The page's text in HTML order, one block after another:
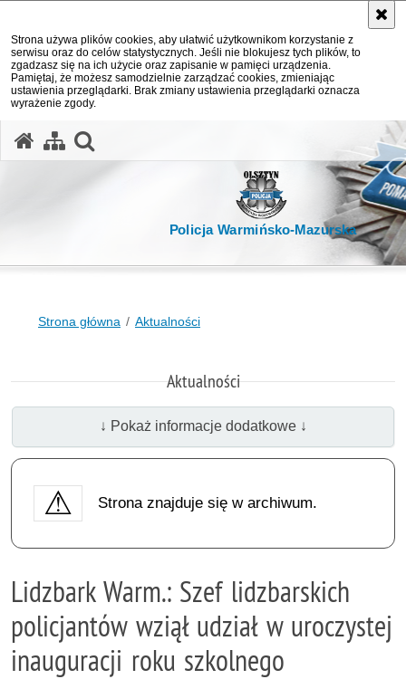
Strona używa plików cookies, aby ułatwić użytkownikom korzystanie z
serwisu oraz do celów statystycznych. Jeśli nie blokujesz tych plików, to
zgadzasz się na ich użycie oraz zapisanie w pamięci urządzenia.
Pamiętaj, że możesz samodzielnie zarządzać cookies, zmieniając
ustawienia przeglądarki. Brak zmiany ustawienia przeglądarki oznacza
wyrażenie zgody.
Policja Warmińsko-Mazurska
Strona główna Aktualności
Aktualności
↓ Pokaż informacje dodatkowe ↓
Strona znajduje się w archiwum.
Lidzbark Warm.: Szef lidzbarskich
policjantów wziął udział w uroczystej
inauguracji roku szkolnego